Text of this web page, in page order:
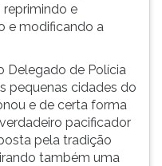
reprimindo e
e modificando a
Delegado de Polícia
pequenas cidades do
e de certa forma
pacificador
pela tradição
também uma